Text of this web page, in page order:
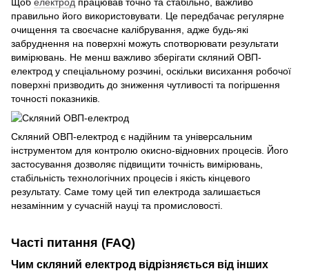
правильно його використовувати. Це передбачає регулярне
очищення та своєчасне калібрування, адже будь-які
забруднення на поверхні можуть спотворювати результати
вимірювань. Не менш важливо зберігати скляний ОВП-
електрод у спеціальному розчині, оскільки висихання робочої
поверхні призводить до зниження чутливості та погіршення
точності показників.
Скляний ОВП-електрод є надійним та універсальним
інструментом для контролю окисно-відновних процесів. Його
застосування дозволяє підвищити точність вимірювань,
стабільність технологічних процесів і якість кінцевого
результату. Саме тому цей тип електрода залишається
незамінним у сучасній науці та промисловості.
Часті питання (FAQ)
Чим скляний електрод відрізняється від інших